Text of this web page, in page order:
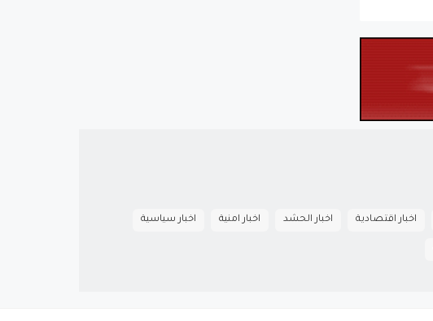
اخبار اقتصادية اخبار الحشد اخبار امنية اخبار سياسية